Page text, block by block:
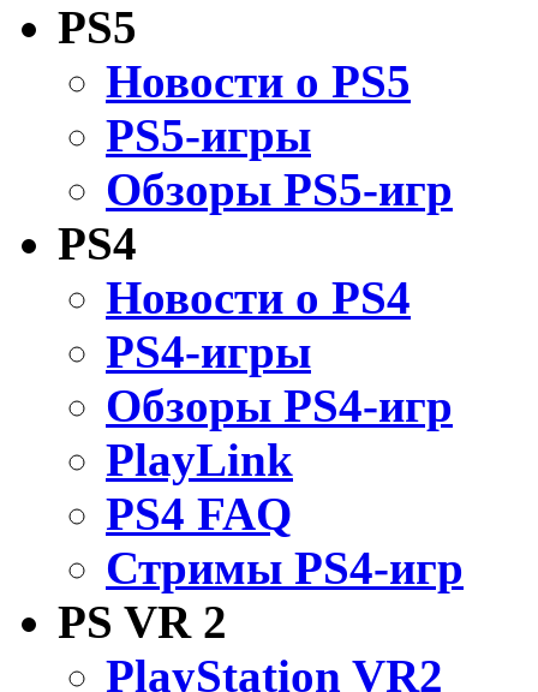
PS5
Новости о PS5
PS5-игры
Обзоры PS5-игр
PS4
Новости о PS4
PS4-игры
Обзоры PS4-игр
PlayLink
PS4 FAQ
Стримы PS4-игр
PS VR 2
PlayStation VR2